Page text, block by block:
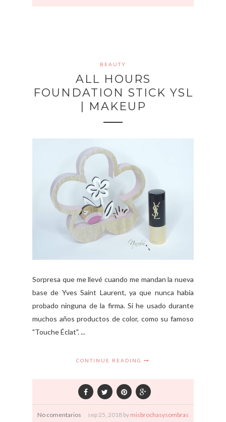
BEAUTY
ALL HOURS
FOUNDATION STICK YSL
| MAKEUP
Sorpresa que me llevé cuando me mandan la nueva
base de Yves Saint Laurent, ya que nunca había
probado ninguna de la firma. Si he usado durante
muchos años productos de color, como su famoso
"Touche Éclat". ...
CONTINUE READING
No comentarios sep25, 2018 by misbrochasysombras